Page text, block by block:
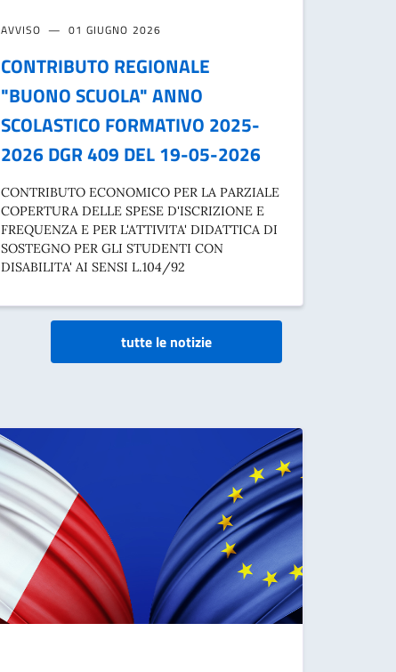
AVVISO 01 GIUGNO 2026
CONTRIBUTO REGIONALE
"BUONO SCUOLA" ANNO
SCOLASTICO FORMATIVO 2025-
2026 DGR 409 DEL 19-05-2026
CONTRIBUTO ECONOMICO PER LA PARZIALE
COPERTURA DELLE SPESE D'ISCRIZIONE E
FREQUENZA E PER L'ATTIVITA' DIDATTICA DI
SOSTEGNO PER GLI STUDENTI CON
DISABILITA' AI SENSI L.104/92
tutte le notizie